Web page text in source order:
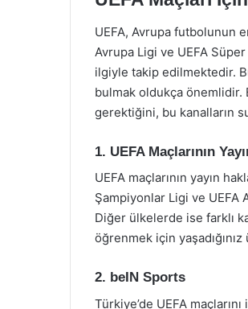
UEFA, Avrupa futbolunun
Avrupa Ligi ve UEFA
ilgiyle takip edilmektedir.
bulmak oldukça önemlidir.
gerektiğini, bu kanalların
1. UEFA Maçlarının
UEFA maçlarının yayın
Şampiyonlar Ligi ve UEFA
Diğer ülkelerde ise farklı
öğrenmek için
2. beIN Sports
Türkiye’de UEFA